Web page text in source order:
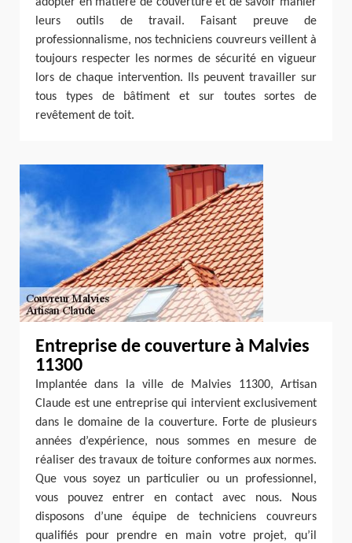
leurs outils de travail. Faisant preuve de
professionnalisme, nos techniciens couvreurs veillent à
toujours respecter les normes de sécurité en vigueur
lors de chaque intervention. Ils peuvent travailler sur
tous types de bâtiment et sur toutes sortes de
revêtement de toit.
Entreprise de couverture à Malvies
11300
Implantée dans la ville de Malvies 11300, Artisan
Claude est une entreprise qui intervient exclusivement
dans le domaine de la couverture. Forte de plusieurs
années d’expérience, nous sommes en mesure de
réaliser des travaux de toiture conformes aux normes.
Que vous soyez un particulier ou un professionnel,
vous pouvez entrer en contact avec nous. Nous
disposons d’une équipe de techniciens couvreurs
qualifiés pour prendre en main votre projet, qu’il